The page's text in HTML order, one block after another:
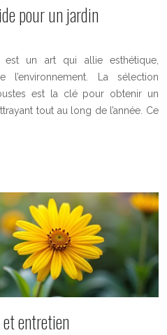
pour un jardin
est un art qui allie esthétique,
La sélection
est la clé pour obtenir un
tout au long de l’année. Ce
entretien